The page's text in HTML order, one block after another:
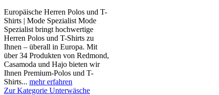
Europäische Herren Polos und T-
Shirts | Mode Spezialist Mode
Spezialist bringt hochwertige
Herren Polos und T-Shirts zu
Ihnen – überall in Europa. Mit
über 34 Produkten von Redmond,
Casamoda und Hajo bieten wir
Ihnen Premium-Polos und T-
Shirts... mehr erfahren
Zur Kategorie Unterwäsche